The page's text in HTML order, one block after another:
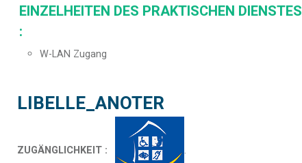
EINZELHEITEN DES PRAKTISCHEN DIENSTES
:
W-LAN Zugang
LIBELLE_ANOTER
ZUGÄNGLICHKEIT :